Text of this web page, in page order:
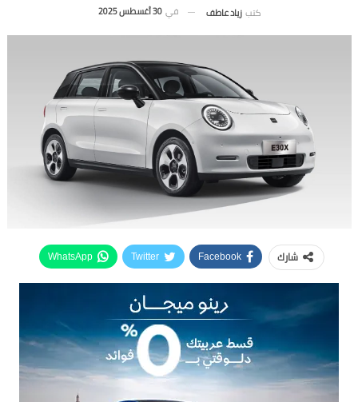
كتب زياد عاطف في 30 أغسطس 2025
شارك Facebook
Twitter
WhatsApp